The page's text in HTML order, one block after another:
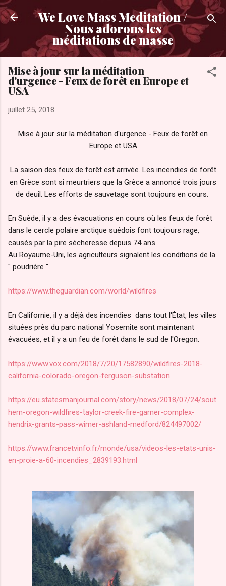
Accéder au contenu principal
We Love Mass Meditation /
Nous adorons les
méditations de masse
Mise à jour sur la méditation
d'urgence - Feux de forêt en Europe et
USA
juillet 25, 2018
Mise à jour sur la méditation d'urgence - Feux de forêt en
Europe et USA
La saison des feux de forêt est arrivée. Les incendies de forêt
en Grèce sont si meurtriers que la Grèce a annoncé trois jours
de deuil. Les efforts de sauvetage sont toujours en cours.
En Suède, il y a des évacuations en cours où les feux de forêt
dans le cercle polaire arctique suédois font toujours rage,
causés par la pire sécheresse depuis 74 ans.
Au Royaume-Uni, les agriculteurs signalent les conditions de la
" poudrière ".
https://www.theguardian.com/world/wildfires
En Californie, il y a déjà des incendies dans tout l'État, les villes
situées près du parc national Yosemite sont maintenant
évacuées, et il y a un feu de forêt dans le sud de l'Oregon.
https://www.vox.com/2018/7/20/17582890/wildfires-2018-
california-colorado-oregon-ferguson-substation
https://eu.statesmanjournal.com/story/news/2018/07/24/sout
hern-oregon-wildfires-taylor-creek-fire-garner-complex-
hendrix-grants-pass-wimer-ashland-medford/824497002/
https://www.francetvinfo.fr/monde/usa/videos-les-etats-unis-
en-proie-a-60-incendies_2839193.html